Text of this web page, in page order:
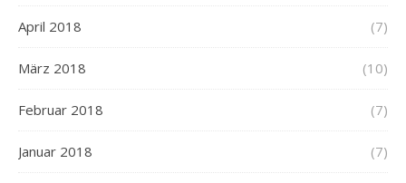
April 2018 (7)
März 2018 (10)
Februar 2018 (7)
Januar 2018 (7)